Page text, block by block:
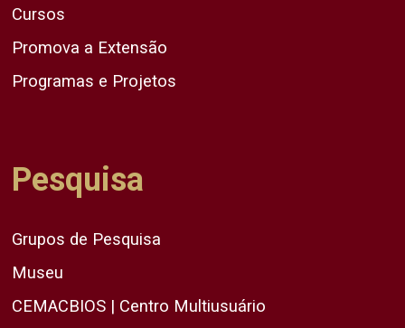
Cursos
Promova a Extensão
Programas e Projetos
Pesquisa
Grupos de Pesquisa
Museu
CEMACBIOS | Centro Multiusuário